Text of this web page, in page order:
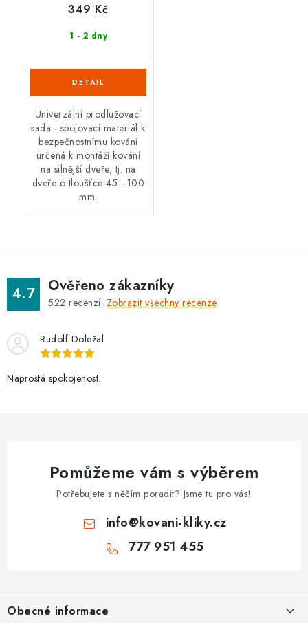
1 - 2 dny
349 Kč
Univerzální prodlužovací
sada - spojovací materiál k
bezpečnostnímu kování
určená k montáži kování
na silnější dveře, tj. na
dveře o tloušťce 45 - 100
mm.
4.7 Ověřeno zákazníky
522 recenzí. Zobrazit všechny recenze
Rudolf Doležal
Naprostá spokojenost.
Pomůžeme vám s výběrem
Potřebujete s něčím poradit? Jsme tu pro vás!
info@kovani-kliky.cz
777 951 455
pObecné informace